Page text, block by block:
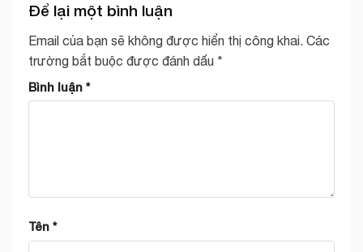
Để lại một bình luận
Email của bạn sẽ không được hiển thị công khai. Các
trường bắt buộc được đánh dấu *
Bình luận *
Tên *